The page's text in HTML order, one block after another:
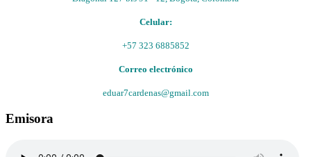
Celular:
+57 323 6885852
Correo electrónico
eduar7cardenas@gmail.com
Emisora